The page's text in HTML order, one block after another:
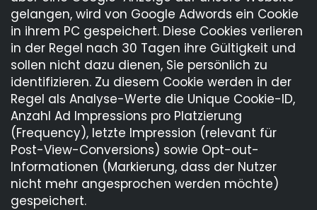
gelangen, wird von Google Adwords ein Cookie
in ihrem PC gespeichert. Diese Cookies verlieren
in der Regel nach 30 Tagen ihre Gültigkeit und
sollen nicht dazu dienen, Sie persönlich zu
identifizieren. Zu diesem Cookie werden in der
Regel als Analyse-Werte die Unique Cookie-ID,
Anzahl Ad Impressions pro Platzierung
(Frequency), letzte Impression (relevant für
Post-View-Conversions) sowie Opt-out-
Informationen (Markierung, dass der Nutzer
nicht mehr angesprochen werden möchte)
gespeichert.